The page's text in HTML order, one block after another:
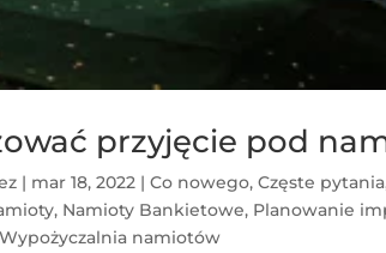
przyjęcie pod
| mar 18, 2022 |Co nowego,Częste pytania
, Namioty Bankietowe, Planowanie
Wypożyczalnia namiotów